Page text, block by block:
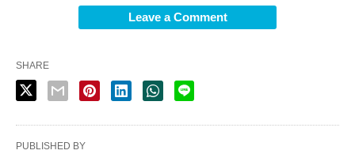
Leave a Comment
SHARE
PUBLISHED BY